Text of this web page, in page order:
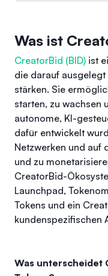
Was ist
CreatorBid (BID) ist
die darauf
stärken. Sie
starten, zu wachsen
autonome, KI-
dafür entwickelt
Netzwerken und auf
und zu
CreatorBid-
Launchpad,
Tokens und ein
kundenspezifischen
Was unterscheidet